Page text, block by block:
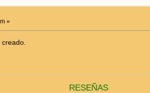
»
creado.
RESEÑAS